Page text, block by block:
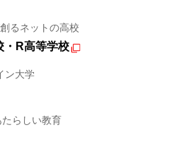
るネットの高校
・R高等学校
ン大学
らしい教育